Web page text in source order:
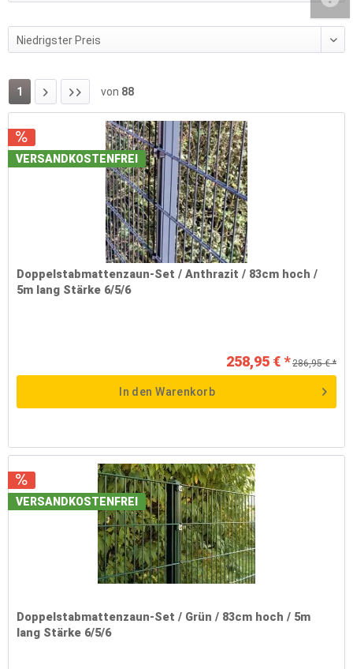
1 von 88
VERSANDKOSTENFREI
Doppelstabmattenzaun-Set / Anthrazit / 83cm hoch /
5m lang Stärke 6/5/6
258,95 € * 286,95 € *
In den Warenkorb
VERSANDKOSTENFREI
Doppelstabmattenzaun-Set / Grün / 83cm hoch / 5m
lang Stärke 6/5/6